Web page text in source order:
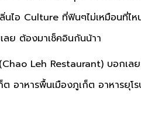
ไอ Culture ที่ฟินๆไม่เหมือนที่ไ
ย ต้องมาเช็คอินกันน้าา
Leh Restaurant) บอกเล
อาหารพื้นเมืองภูเก็ต อาหารยุโ